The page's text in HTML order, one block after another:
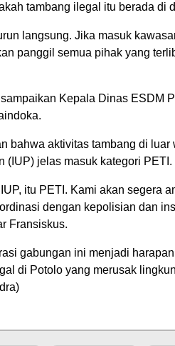
tambang ilegal itu berada di
langsung. Jika masuk
panggil semua pihak yang
Kepala Dinas ESDM
bahwa aktivitas tambang di
(IUP) jelas masuk kategori PETI.
itu PETI. Kami akan segera
dengan kepolisian dan
Fransiskus.
gabungan ini menjadi
di Potolo yang merusak